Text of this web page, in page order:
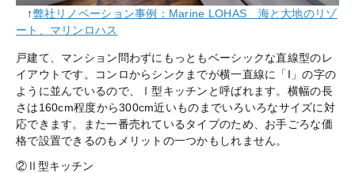
↑弊社リノベーション事例：Marine LOHAS 海と大地のリゾ
ート、マリンロハス
戸建て、マンション問わずにもっともベーシックな直線型のレ
イアウトです。コンロからシンクまでが横一直線に「I」の字の
ように並んでいるので、Ⅰ型キッチンと呼ばれます。横幅の長
さは160cm程度から300cm近いものまでいろいろなサイズに対
応できます。また一番売れているタイプのため、お手ごろな価
格で設置できるのもメリットの一つかもしれません。
②Ⅱ型キッチン